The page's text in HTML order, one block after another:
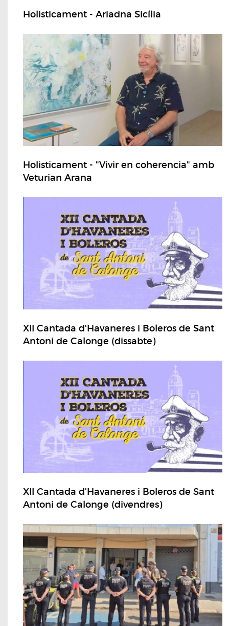
Holisticament - Ariadna Sicília
Holisticament - "Vivir en coherencia" amb
Veturian Arana
XII Cantada d'Havaneres i Boleros de Sant
Antoni de Calonge (dissabte)
XII Cantada d'Havaneres i Boleros de Sant
Antoni de Calonge (divendres)